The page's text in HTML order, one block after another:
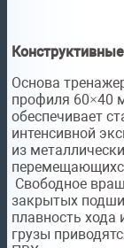
Основа
профиля 60×40
обеспечивает
интенсивной
из
Свободное
закрытых
плавность хода
грузы